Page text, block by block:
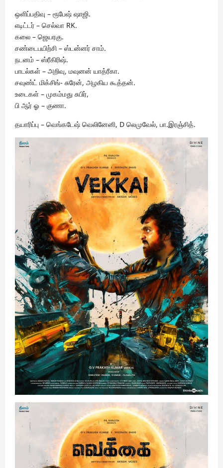
ஒளிப்பதிவு – ரூபேஷ் ஷாஜி.
எடிட்டர் – செல்வா RK.
கலை – ஜெயரகு.
சண்டைபயிற்சி – ஸ்டன்னர் சாம்.
நடனம் – ஸ்ரீகிரிஷ்.
பாடல்கள் – அறிவு, மவுனன் யாத்ரீகா.
சவுண்ட் மிக்சிங்- சுரேன், அழகிய கூத்தன்.
உடைகள் – முகம்மது சுபிர்,
பி ஆர் ஓ – குணா.
தயாரிப்பு – வெங்கடேஷ் வெலினேனி, D லெமுவேல், பா.இரஞ்சித்.